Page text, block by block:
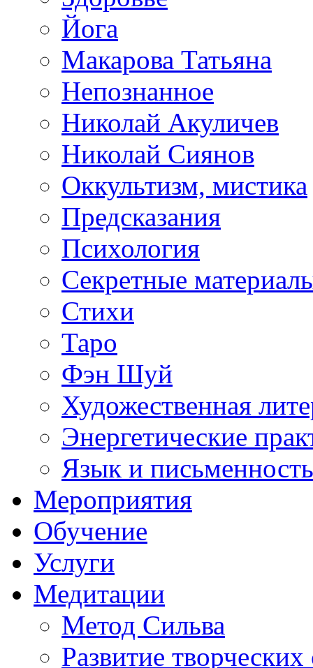
Йога
Макарова Татьяна
Непознанное
Николай Акуличев
Николай Сиянов
Оккультизм, мистика
Предсказания
Психология
Секретные
Стихи
Таро
Фэн Шуй
Художественная
Энергетические
Язык и письменность
Мероприятия
Обучение
Услуги
Медитации
Метод Сильва
Развитие